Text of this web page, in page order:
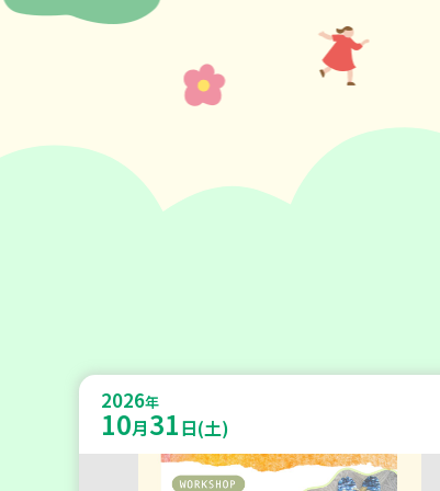
2026年
10月31日(土)